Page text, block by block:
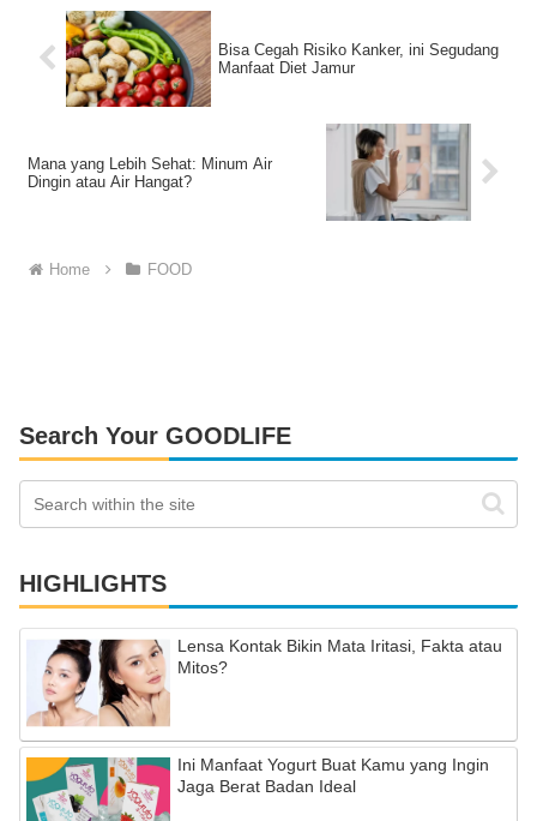
Bisa Cegah Risiko Kanker, ini Segudang
Manfaat Diet Jamur
Mana yang Lebih Sehat: Minum Air
Dingin atau Air Hangat?
Home FOOD
Search Your GOODLIFE
HIGHLIGHTS
Lensa Kontak Bikin Mata Iritasi, Fakta atau
Mitos?
Ini Manfaat Yogurt Buat Kamu yang Ingin
Jaga Berat Badan Ideal